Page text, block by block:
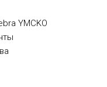
YMCKO